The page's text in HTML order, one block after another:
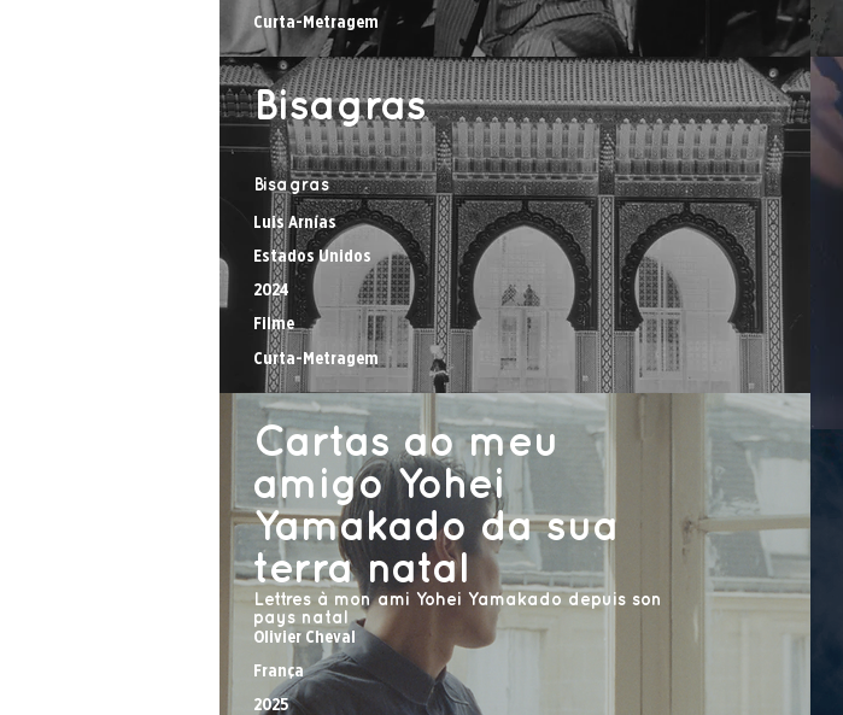
Curta-Metragem
Bisagras
Curta-Metragem
Bisagras
Luis Arnías
Estados Unidos
2024
Filme
Cartas ao meu
amigo Yohei
Yamakado da sua
terra natal
Lettres à mon ami Yohei Yamakado depuis son
pays natal
Olivier Cheval
França
2025